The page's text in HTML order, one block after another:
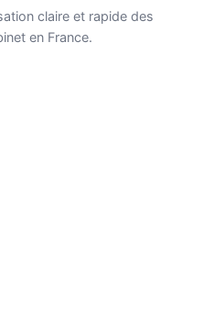
claire et rapide des
en France.